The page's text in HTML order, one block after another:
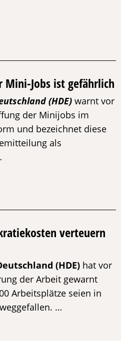
Mini-Jobs ist gefährlich
(HDE) warnt vor
der Minijobs im
und bezeichnet diese
als
verteuern
(HDE) hat vor
der Arbeit gewarnt
Arbeitsplätze seien in
…